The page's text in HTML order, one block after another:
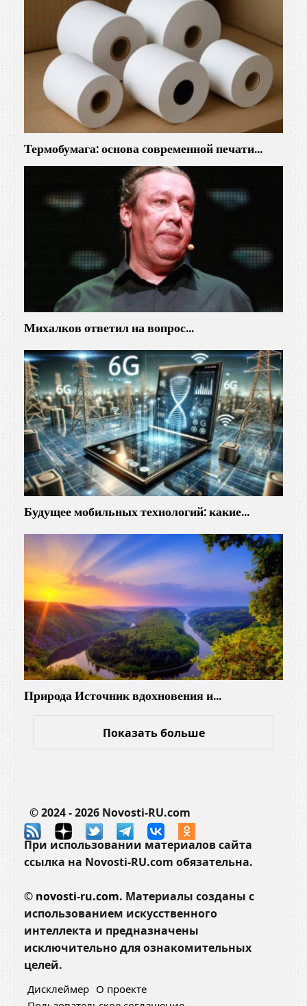
Термобумага: основа современной печати…
Михалков ответил на вопрос…
Будущее мобильных технологий: какие…
Природа Источник вдохновения и…
Показать больше
© 2024 - 2026 Novosti-RU.com
При использовании материалов сайта
ссылка на Novosti-RU.com обязательна.
© novosti-ru.com. Материалы созданы с
использованием искусственного
интеллекта и предназначены
исключительно для ознакомительных
целей.
Дисклеймер О проекте